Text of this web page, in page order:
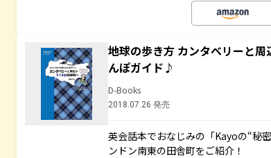
地球の歩き方 カンタベリーと
んぽガイド♪
D-Books
2018.07.26 発売
英会話本でおなじみの「Kayoの“秘
ンドン南東の田舎町をご紹介！